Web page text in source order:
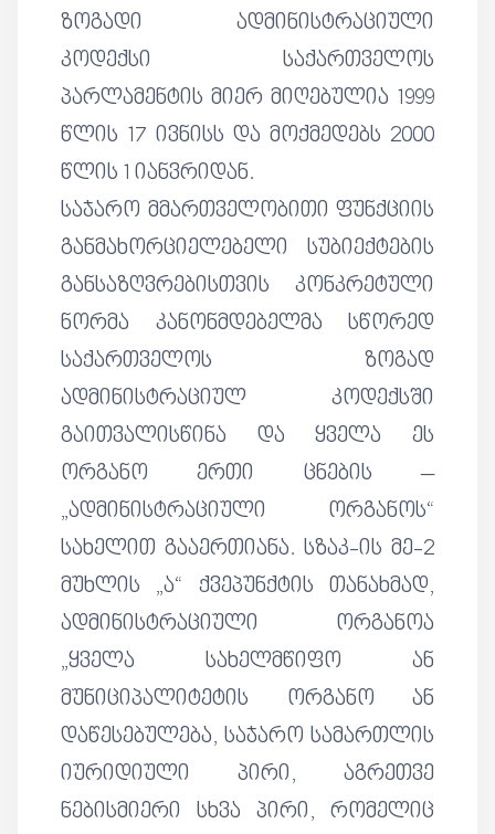
ზოგადი ადმინისტრაციული
კოდექსი საქართველოს
პარლამენტის მიერ მიღებულია 1999
წლის 17 ივნისს და მოქმედებს 2000
წლის 1 იანვრიდან.
საჯარო მმართველობითი ფუნქციის
განმახორციელებელი სუბიექტების
განსაზღვრებისთვის კონკრეტული
ნორმა კანონმდებელმა სწორედ
საქართველოს ზოგად
ადმინისტრაციულ კოდექსში
გაითვალისწინა და ყველა ეს
ორგანო ერთი ცნების –
„ადმინისტრაციული ორგანოს“
სახელით გააერთიანა. სზაკ-ის მე-2
მუხლის „ა“ ქვეპუნქტის თანახმად,
ადმინისტრაციული ორგანოა
„ყველა სახელმწიფო ან
მუნიციპალიტეტის ორგანო ან
დაწესებულება, საჯარო სამართლის
იურიდიული პირი, აგრეთვე
ნებისმიერი სხვა პირი, რომელიც